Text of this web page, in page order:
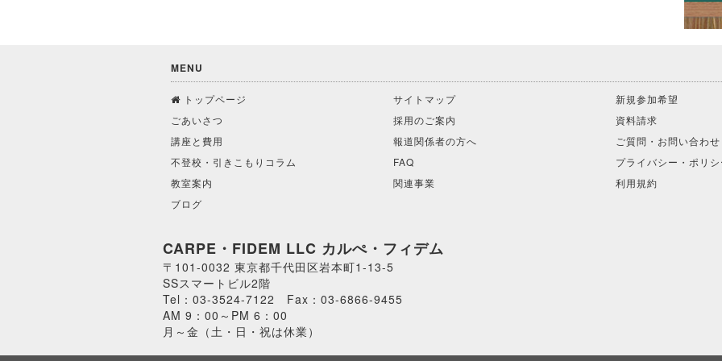
MENU
トップページ
ごあいさつ
講座と費用
不登校・引きこもりコラム
教室案内
ブログ
サイトマップ
採用のご案内
報道関係者の方へ
FAQ
関連事業
新規参加希望
資料請求
ご質問・お問い合わせ
プライバシー・ポリ
利用規約
CARPE・FIDEM LLC カルぺ・フィデム
〒101-0032 東京都千代田区岩本町1-13-5
SSスマートビル2階
Tel：03-3524-7122 Fax：03-6866-9455
AM 9：00～PM 6：00
月～金（土・日・祝は休業）